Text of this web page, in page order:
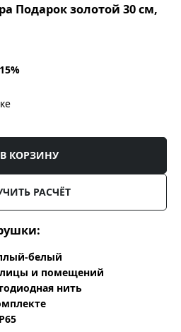
Подарок золотой 30 см,
15%
В КОРЗИНУ
РАСЧЁТ
белый
и помещений
нить